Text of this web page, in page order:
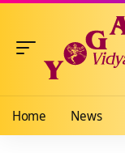
Home News